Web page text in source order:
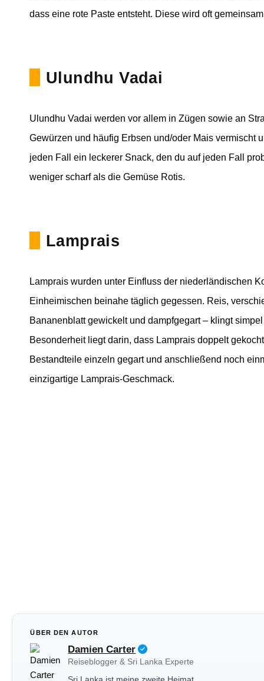
dass eine rote Paste entsteht. Diese wird oft
Ulundhu Vadai
Ulundhu Vadai werden vor allem in Zügen sowie an
Gewürzen und häufig Erbsen und/oder Mais vermischt
jeden Fall ein leckerer Snack, den du auf jeden Fall
weniger scharf als die Gemüse Rotis.
Lamprais
Lamprais wurden unter Einfluss der niederländischen
Einheimischen beinahe täglich gegessen. Reis,
Bananenblatt gewickelt und dampfgegart – klingt
Besonderheit liegt darin, dass Lamprais doppelt
Bestandteile einzeln gegart und anschließend noch
einzigartige Lamprais-Geschmack.
ÜBER DEN AUTOR
Damien Carter
Reiseblogger & Sri Lanka Experte
Sri Lanka ist meine zweite Heimat